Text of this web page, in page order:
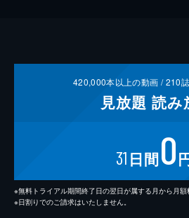
420,000本以上の動画 /210
見放題 読み
31 日間0
※無料トライアル期間終了日の翌日が属する月から月額
※日割りでのご請求はいたしません。